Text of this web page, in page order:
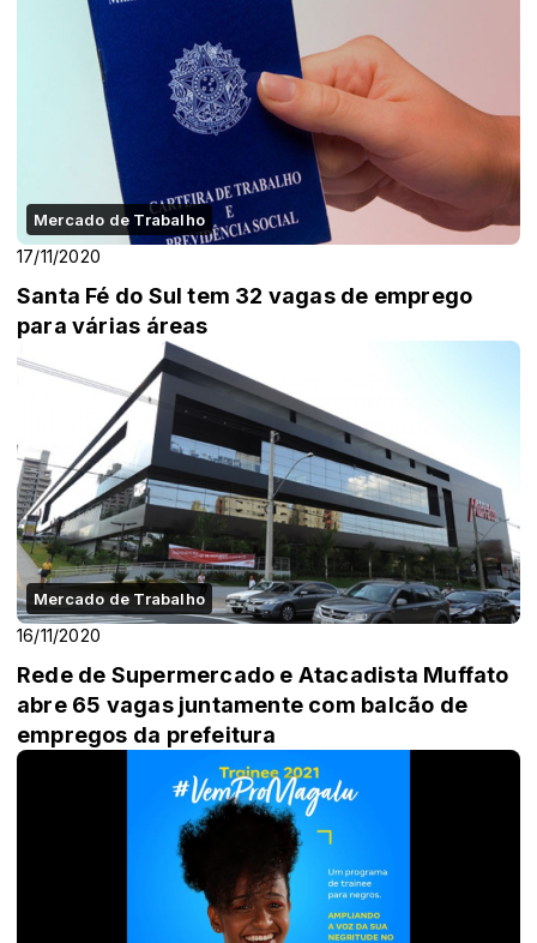
Mercado de Trabalho
17/11/2020
Santa Fé do Sul tem 32 vagas de emprego
para várias áreas
Mercado de Trabalho
16/11/2020
Rede de Supermercado e Atacadista Muffato
abre 65 vagas juntamente com balcão de
empregos da prefeitura